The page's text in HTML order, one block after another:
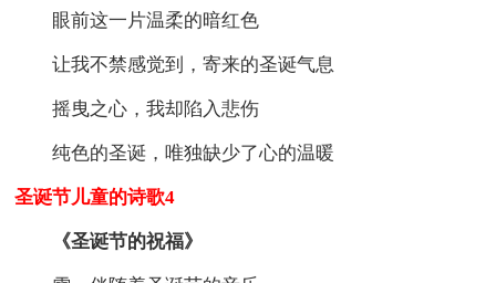
眼前这一片温柔的暗红色
让我不禁感觉到，寄来的圣诞气息
摇曳之心，我却陷入悲伤
纯色的圣诞，唯独缺少了心的温暖
圣诞节儿童的诗歌4
《圣诞节的祝福》